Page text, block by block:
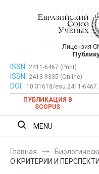
Лицензия
Евразийский Союз
ISSN: 2411-6467 (Print)
ISSN: 2413-9335 (Online)
DOI:
10.31618/esu.2411-
ПУБЛИКАЦИЯ В
SCOPUS
MENU
Главная
О КРИТЕРИИ И